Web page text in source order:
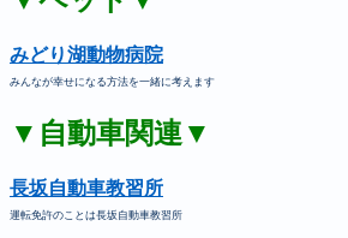
みどり湖動物病院
みんなが幸せになる方法を一緒に考えます
▼自動車関連▼
長坂自動車教習所
運転免許のことは長坂自動車教習所